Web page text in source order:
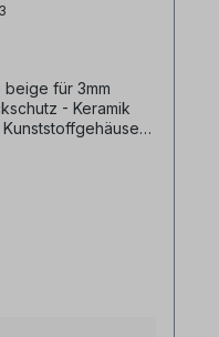
für 3mm
- Keramik